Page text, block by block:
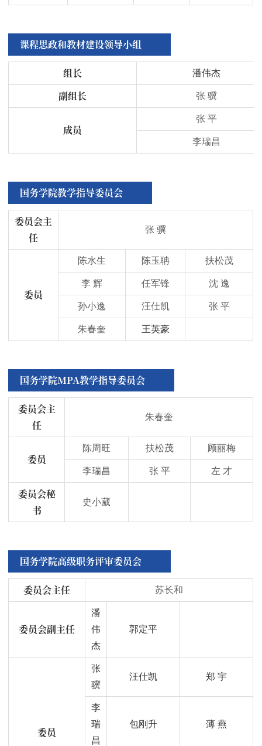
课程思政和教材建设领导小组
组长 潘伟杰
副组长 张 骥
成员
张 平
李瑞昌
国务学院教学指导委员会
委员会主
任
张 骥
委员
陈水生 陈玉聃 扶松茂
李 辉 任军锋 沈 逸
孙小逸 汪仕凯 张 平
朱春奎 王英豪
国务学院MPA教学指导委员会
委员会主
任
朱春奎
委员
陈周旺 扶松茂 顾丽梅
李瑞昌 张 平 左 才
委员会秘
书
史小葳
国务学院高级职务评审委员会
委员会主任 苏长和
委员会副主任
潘
伟
杰
郭定平
委员
张
骥
汪仕凯 郑 宇
李
瑞
昌
包刚升 薄 燕